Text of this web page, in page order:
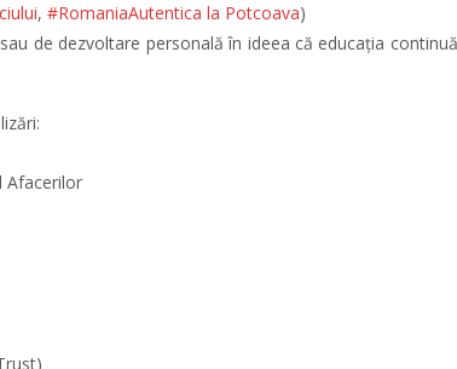
, #RomaniaAutentica la Potcoava)
de dezvoltare personală în ideea că educația
Afacerilor